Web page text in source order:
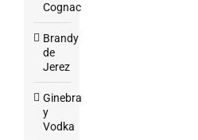
Cognac
Brandy
de
Jerez
Ginebra
y
Vodka